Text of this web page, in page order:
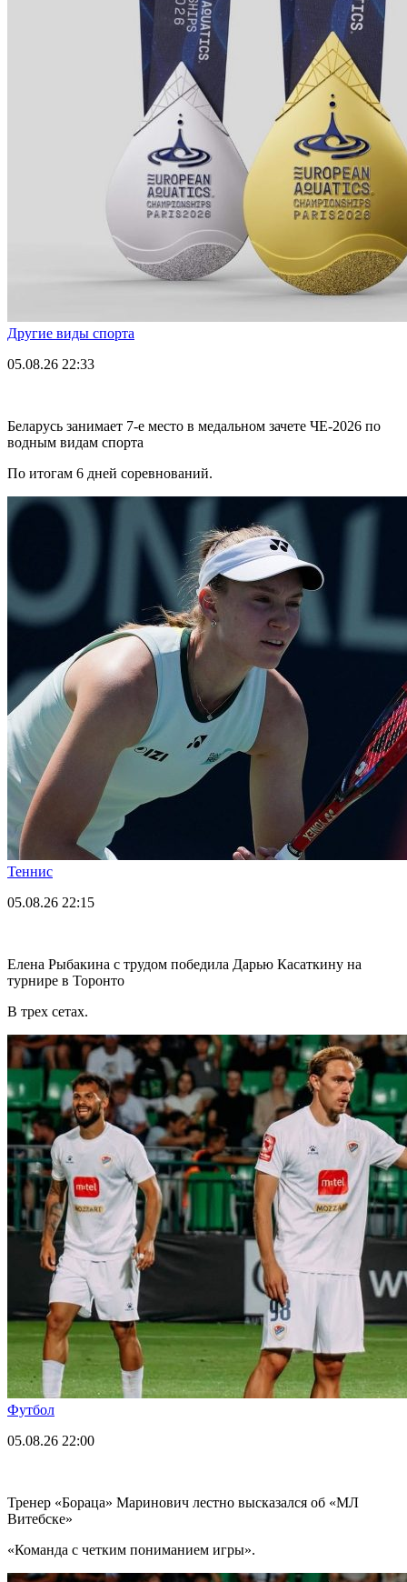
Другие виды спорта
05.08.26 22:33
Беларусь занимает 7-е место в медальном зачете ЧЕ-2026 по
водным видам спорта
По итогам 6 дней соревнований.
Теннис
05.08.26 22:15
Елена Рыбакина с трудом победила Дарью Касаткину на
турнире в Торонто
В трех сетах.
Футбол
05.08.26 22:00
Тренер «Бораца» Маринович лестно высказался об «МЛ
Витебске»
«Команда с четким пониманием игры».